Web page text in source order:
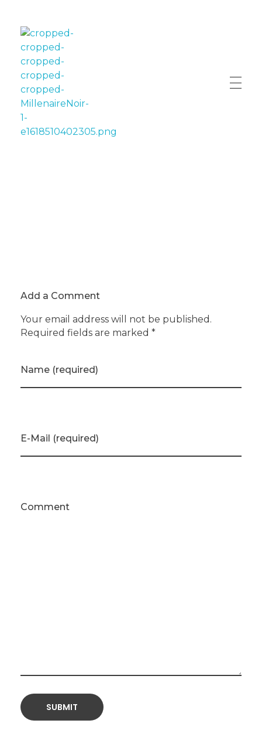
Add a Comment
Your email address will not be published.
Required fields are marked *
Name (required)
E-Mail (required)
Comment